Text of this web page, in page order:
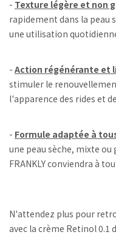
- Texture légère et non
rapidement dans la peau
une utilisation
- Action régénérante et
stimuler le
l'apparence des rides et
- Formule adaptée à
une peau sèche, mixte ou
FRANKLY conviendra à
N'attendez plus pour
avec la crème Retinol 0.1